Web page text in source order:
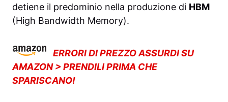
detiene il predominio nella produzione di HBM
(High Bandwidth Memory).
ERRORI DI PREZZO ASSURDI SU
AMAZON > PRENDILI PRIMA CHE
SPARISCANO!